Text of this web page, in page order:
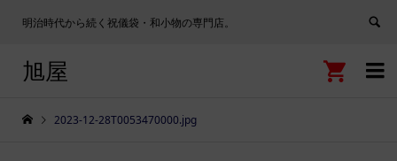
明治時代から続く祝儀袋・和小物の専門店。

旭屋 
2023-12-28T0053470000.jpg